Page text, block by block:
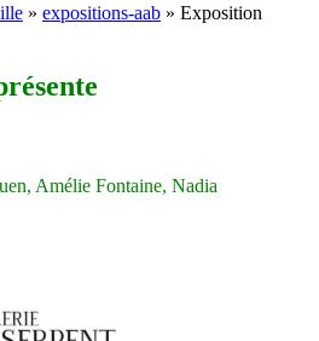
» expositions-aab » Exposition
Amélie Fontaine, Nadia